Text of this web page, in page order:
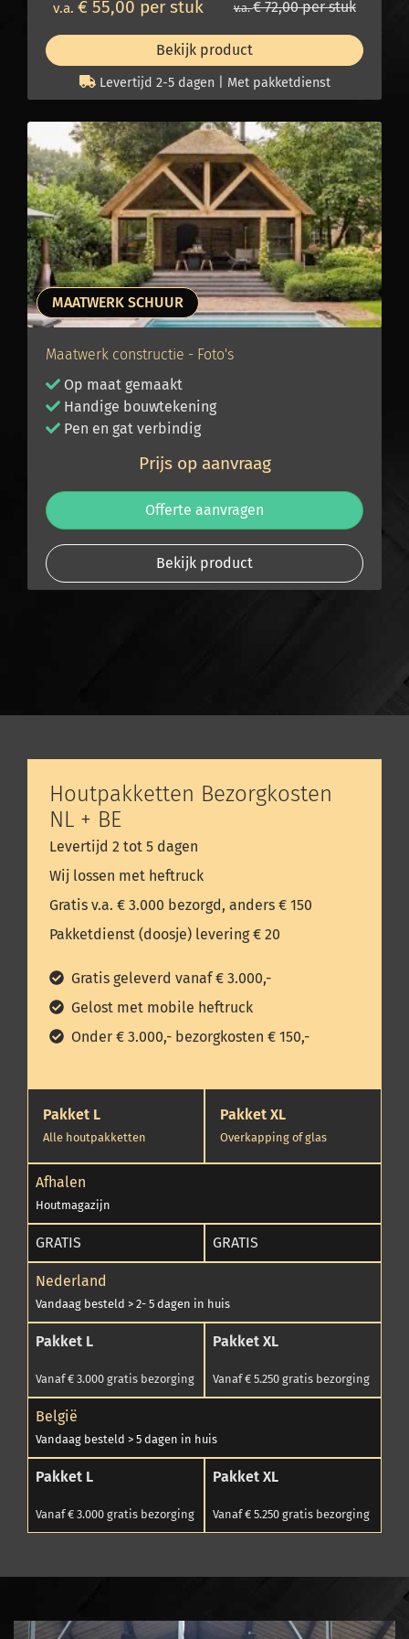
WhatsApp
v.a.€ 55,00 per stuk v.a.€ 72,00 per stuk
Bekijk product
Levertijd 2-5 dagen | Met pakketdienst
MAATWERK SCHUUR
Maatwerk constructie - Foto's
Op maat gemaakt
Handige bouwtekening
Pen en gat verbindig
Prijs op aanvraag
Offerte aanvragen
Bekijk product
Houtpakketten Bezorgkosten
NL + BE
Levertijd 2 tot 5 dagen
Wij lossen met heftruck
Gratis v.a. € 3.000 bezorgd, anders € 150
Pakketdienst (doosje) levering € 20
Gratis geleverd vanaf € 3.000,-
Gelost met mobile heftruck
Onder € 3.000,- bezorgkosten € 150,-
Pakket L
Alle houtpakketten
Pakket XL
Overkapping of glas
Afhalen
Houtmagazijn
GRATIS GRATIS
Nederland
Vandaag besteld > 2- 5 dagen in huis
Pakket L
Vanaf € 3.000 gratis bezorging
Pakket XL
Vanaf € 5.250 gratis bezorging
België
Vandaag besteld > 5 dagen in huis
Pakket L
Vanaf € 3.000 gratis bezorging
Pakket XL
Vanaf € 5.250 gratis bezorging